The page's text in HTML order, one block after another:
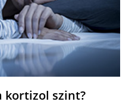
kortizol szint?